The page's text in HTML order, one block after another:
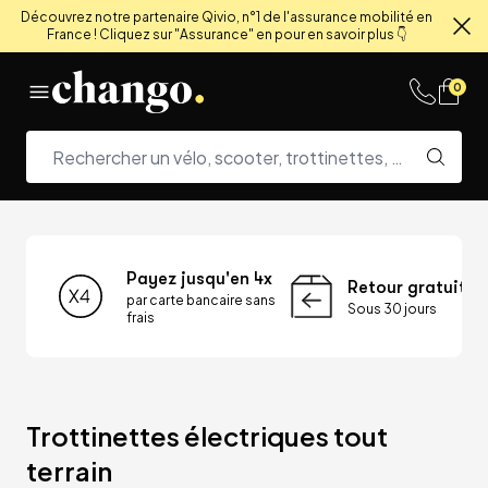
Découvrez notre partenaire Qivio, n°1 de l'assurance mobilité en
France ! Cliquez sur "Assurance" en pour en savoir plus 👇
0
Payez jusqu'en 4x
par carte bancaire sans
frais
Retour gratuit
Sous 30 jours
Trottinettes électriques tout
terrain